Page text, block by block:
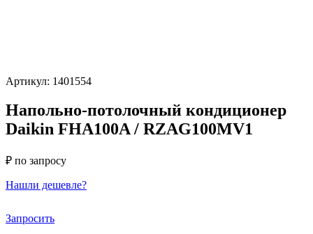
Артикул: 1401554
Напольно-потолочный кондиционер
Daikin FHA100A / RZAG100MV1
₽ по запросу
Нашли дешевле?
Запросить